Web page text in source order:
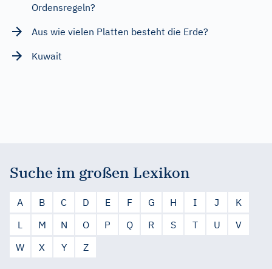
Ordensregeln?
Aus wie vielen Platten besteht die Erde?
Kuwait
Suche im großen Lexikon
A B C D E F G H I J
K
L
M N O P Q R S T U
V
W
X Y Z